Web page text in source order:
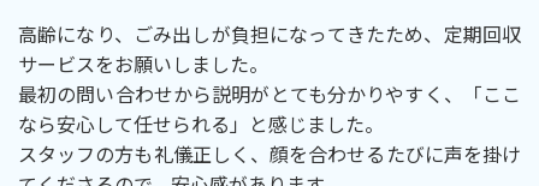
高齢になり、ごみ出しが負担になってきたため、定期回収
サービスをお願いしました。
最初の問い合わせから説明がとても分かりやすく、「ここ
なら安心して任せられる」と感じました。
スタッフの方も礼儀正しく、顔を合わせるたびに声を掛け